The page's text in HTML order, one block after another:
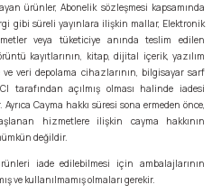
ürünler, Abonelik sözleşmesi kapsamında
gibi süreli yayınlara ilişkin mallar, Elektronik
veya tüketiciye anında teslim edilen
kayıtlarının, kitap, dijital içerik, yazılım
ve veri depolama cihazlarının, bilgisayar sarf
tarafından açılmış olması halinde iadesi
Cayma hakkı süresi sona ermeden önce,
hizmetlere ilişkin cayma hakkının
değildir.
iade edilebilmesi için ambalajlarının
ve kullanılmamış olmaları gerekir.